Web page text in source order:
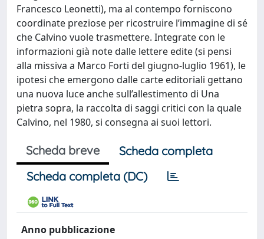
Francesco Leonetti), ma al contempo forniscono
coordinate preziose per ricostruire l’immagine di sé
che Calvino vuole trasmettere. Integrate con le
informazioni già note dalle lettere edite (si pensi
alla missiva a Marco Forti del giugno-luglio 1961), le
ipotesi che emergono dalle carte editoriali gettano
una nuova luce anche sull’allestimento di Una
pietra sopra, la raccolta di saggi critici con la quale
Calvino, nel 1980, si consegna ai suoi lettori.
Scheda breve
Scheda completa
Scheda completa (DC)
Anno pubblicazione